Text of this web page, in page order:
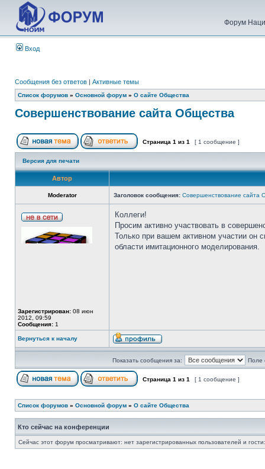
Форум
Вход
Сообщения без ответов | Активные темы
Список форумов » Основной форум » О сайте Общества
Совершенствование сайта Общества
Страница 1 из 1 [ 1 сообщение ]
Версия для печати
Автор
Moderator Заголовок сообщения: Совершенствование сайта
Зарегистрирован: 08 июн
2012, 09:59
Сообщения: 1
Коллеги!
Просим активно участвовать в
Только при вашем активном участии он
области имитационного моделирования.
Вернуться к началу
Показать сообщения за: Поле
Страница 1 из 1 [ 1 сообщение ]
Список форумов » Основной форум » О сайте Общества
Кто сейчас на конференции
Сейчас этот форум просматривают: нет зарегистрированных пользователей и